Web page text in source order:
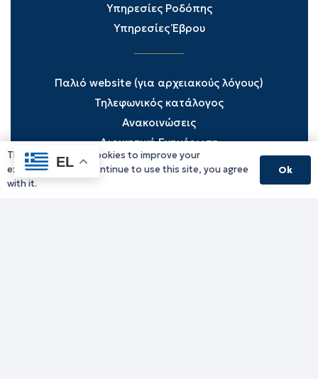
Υπηρεσίες Ροδόπης
Υπηρεσίες Έβρου
Παλιό website (για αρχειακούς λόγους)
Τηλεφωνικός κατάλογος
Ανακοινώσεις
Διοικητική Ενημέρωση
Εκδηλώσεις
EL
This website uses cookies to improve your
experience. If you continue to use this site, you agree
with it.
Ok